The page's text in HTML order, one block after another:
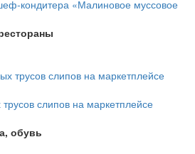
кондитера «Малиновое муссовое
слипов на маркетплейсе
обувь